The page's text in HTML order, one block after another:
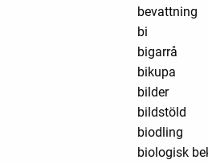
bevattning
bi
bigarrå
bikupa
bilder
bildstöld
biodling
biologisk